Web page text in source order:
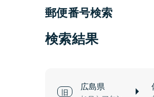
郵便番号検索
検索結果
広島県